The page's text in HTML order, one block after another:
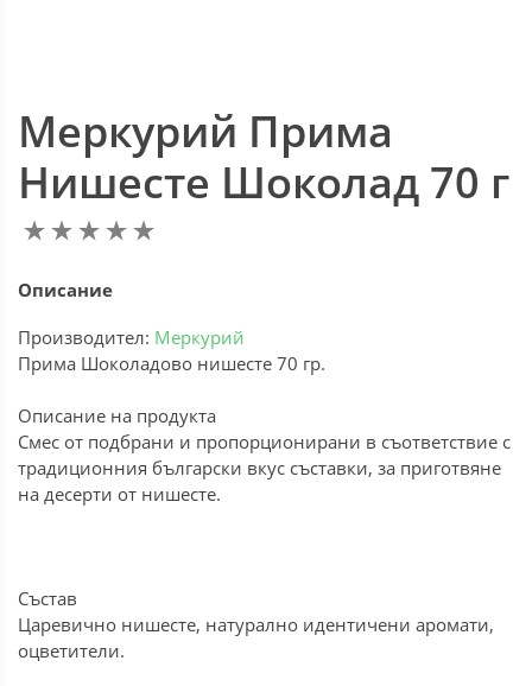
Меркурий Прима
Нишесте Шоколад 70 г
Описание
Производител: Меркурий
Прима Шоколадово нишесте 70 гр.
Описание на продукта
Смес от подбрани и пропорционирани в съответствие с
традиционния български вкус съставки, за приготвяне
на десерти от нишесте.
Състав
Царевично нишесте, натурално идентичени аромати,
оцветители.